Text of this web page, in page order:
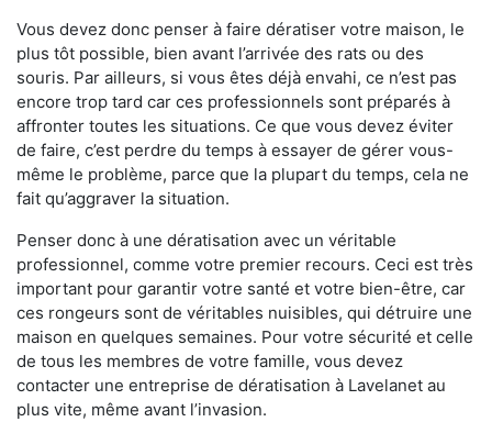
Vous devez donc penser à faire dératiser votre maison, le
plus tôt possible, bien avant l’arrivée des rats ou des
souris. Par ailleurs, si vous êtes déjà envahi, ce n’est pas
encore trop tard car ces professionnels sont préparés à
affronter toutes les situations. Ce que vous devez éviter
de faire, c’est perdre du temps à essayer de gérer vous-
même le problème, parce que la plupart du temps, cela ne
fait qu’aggraver la situation.
Penser donc à une dératisation avec un véritable
professionnel, comme votre premier recours. Ceci est très
important pour garantir votre santé et votre bien-être, car
ces rongeurs sont de véritables nuisibles, qui détruire une
maison en quelques semaines. Pour votre sécurité et celle
de tous les membres de votre famille, vous devez
contacter une entreprise de dératisation à Lavelanet au
plus vite, même avant l’invasion.